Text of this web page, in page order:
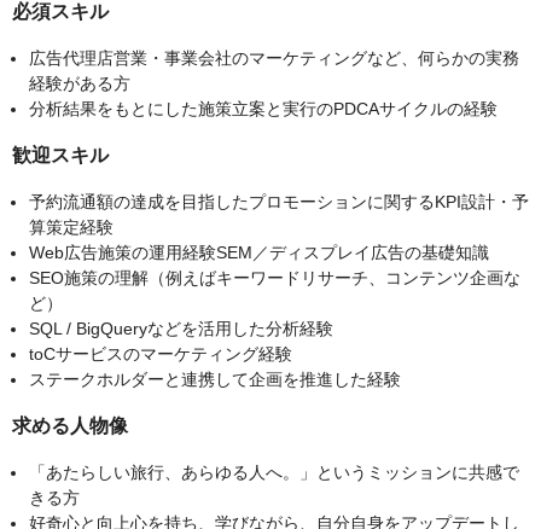
必須スキル
広告代理店営業・事業会社のマーケティングなど、何らかの実務
経験がある方
分析結果をもとにした施策立案と実行のPDCAサイクルの経験
歓迎スキル
予約流通額の達成を目指したプロモーションに関するKPI設計・予
算策定経験
Web広告施策の運用経験SEM／ディスプレイ広告の基礎知識
SEO施策の理解（例えばキーワードリサーチ、コンテンツ企画な
ど）
SQL / BigQueryなどを活用した分析経験
toCサービスのマーケティング経験
ステークホルダーと連携して企画を推進した経験
求める人物像
「あたらしい旅行、あらゆる人へ。」というミッションに共感で
きる方
好奇心と向上心を持ち、学びながら、自分自身をアップデートし